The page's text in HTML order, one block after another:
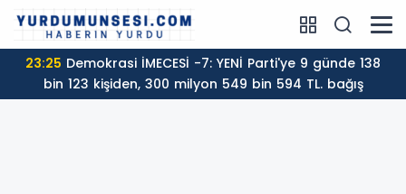
23:25
bin 123 kişiden, 300 milyon 549 bin 594 TL. bağış